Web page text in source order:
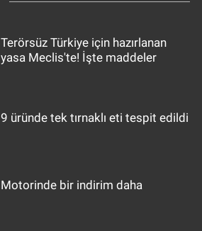
Terörsüz Türkiye için hazırlanan
yasa Meclis'te! İşte maddeler
9 üründe tek tırnaklı eti tespit edildi
Motorinde bir indirim daha